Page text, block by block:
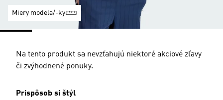
Miery modela/-ky
Na tento produkt sa nevzťahujú niektoré akciové zľavy
či zvýhodnené ponuky.
Prispôsob si štýl